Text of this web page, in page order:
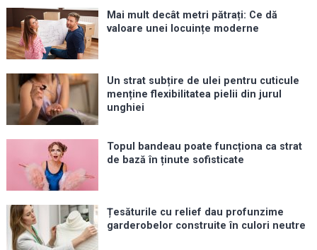
Mai mult decât metri pătrați: Ce dă
valoare unei locuințe moderne
Un strat subțire de ulei pentru cuticule
menține flexibilitatea pielii din jurul
unghiei
Topul bandeau poate funcționa ca strat
de bază în ținute sofisticate
Țesăturile cu relief dau profunzime
garderobelor construite în culori neutre